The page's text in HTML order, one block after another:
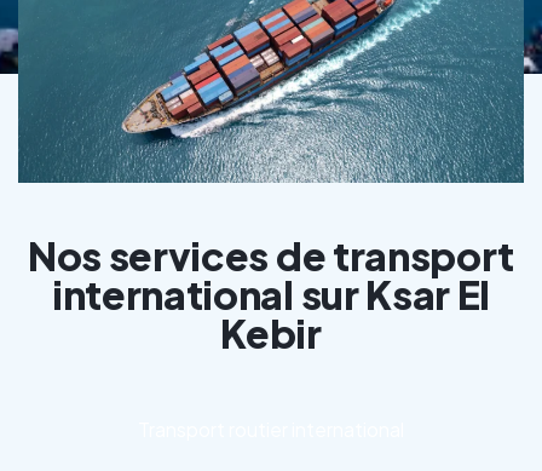
Nos services de transport
international sur Ksar El
Kebir